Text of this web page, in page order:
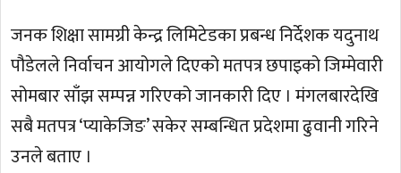
जनक शिक्षा सामग्री केन्द्र लिमिटेडका प्रबन्ध निर्देशक यदुनाथ
पौडेलले निर्वाचन आयोगले दिएको मतपत्र छपाइको जिम्मेवारी
सोमबार साँझ सम्पन्न गरिएको जानकारी दिए । मंगलबारदेखि
सबै मतपत्र ‘प्याकेजिङ’ सकेर सम्बन्धित प्रदेशमा ढुवानी गरिने
उनले बताए ।